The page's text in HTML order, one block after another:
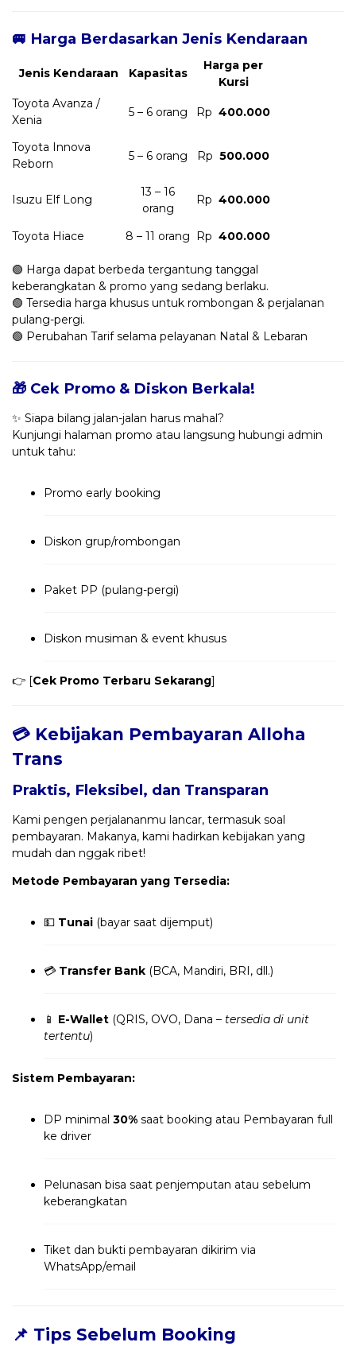
🚐 Harga Berdasarkan Jenis Kendaraan
Jenis Kendaraan Kapasitas
Harga per
Kursi
Toyota Avanza /
Xenia
5 – 6 orang Rp 400.000
Toyota Innova
Reborn
5 – 6 orang Rp 500.000
Isuzu Elf Long
13 – 16
orang
Rp 400.000
Toyota Hiace 8 – 11 orang Rp 400.000
🟢 Harga dapat berbeda tergantung tanggal
keberangkatan & promo yang sedang berlaku.
🟢 Tersedia harga khusus untuk rombongan & perjalanan
pulang-pergi.
🟢 Perubahan Tarif selama pelayanan Natal & Lebaran
🎁 Cek Promo & Diskon Berkala!
✨ Siapa bilang jalan-jalan harus mahal?
Kunjungi halaman promo atau langsung hubungi admin
untuk tahu:
Promo early booking
Diskon grup/rombongan
Paket PP (pulang-pergi)
Diskon musiman & event khusus
👉 [Cek Promo Terbaru Sekarang]
💳 Kebijakan Pembayaran Alloha
Trans
Praktis, Fleksibel, dan Transparan
Kami pengen perjalananmu lancar, termasuk soal
pembayaran. Makanya, kami hadirkan kebijakan yang
mudah dan nggak ribet!
Metode Pembayaran yang Tersedia:
💵 Tunai (bayar saat dijemput)
💳 Transfer Bank (BCA, Mandiri, BRI, dll.)
📱 E-Wallet (QRIS, OVO, Dana – tersedia di unit
tertentu)
Sistem Pembayaran:
DP minimal 30% saat booking atau Pembayaran full
ke driver
Pelunasan bisa saat penjemputan atau sebelum
keberangkatan
Tiket dan bukti pembayaran dikirim via
WhatsApp/email
📌 Tips Sebelum Booking